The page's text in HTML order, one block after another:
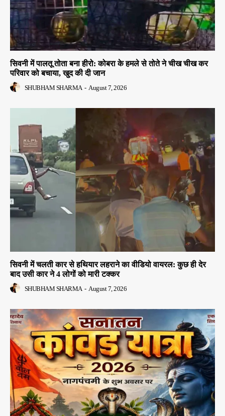
सिवनी में पालतू तोता बना हीरो: कोबरा के हमले से तोते ने चीख चीख कर
परिवार को बचाया, खुद की दी जान
SHUBHAM SHARMA - August 7, 2026
सिवनी में चलती कार से हथियार लहराने का वीडियो वायरल: कुछ ही देर
बाद उसी कार ने 4 लोगों को मारी टक्कर
SHUBHAM SHARMA - August 7, 2026